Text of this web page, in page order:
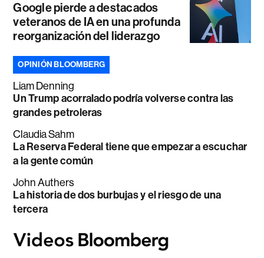
Google pierde a destacados
veteranos de IA en una profunda
reorganización del liderazgo
OPINIÓN BLOOMBERG
Liam Denning
Un Trump acorralado podría volverse contra las
grandes petroleras
Claudia Sahm
La Reserva Federal tiene que empezar a escuchar
a la gente común
John Authers
La historia de dos burbujas y el riesgo de una
tercera